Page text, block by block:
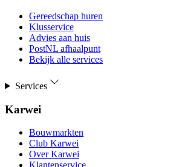
Gereedschap huren
Klusservice
Advies aan huis
PostNL afhaalpunt
Bekijk alle services
Services
Karwei
Bouwmarkten
Club Karwei
Over Karwei